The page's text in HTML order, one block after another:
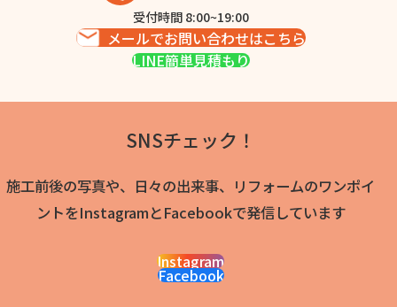
受付時間 8:00~19:00
メールでお問い合わせはこちら
LINE簡単見積もり
SNSチェック！
施工前後の写真や、日々の出来事、リフォームのワンポイ
ントをInstagramとFacebookで発信しています
Instagram
Facebook